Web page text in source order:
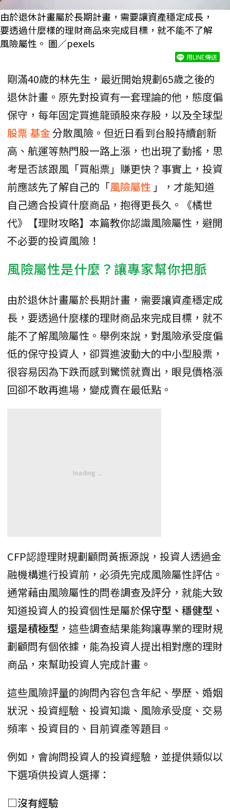
由於退休計畫屬於長期計畫，需要讓資產穩定成長，
要透過什麼樣的理財商品來完成目標，就不能不了解
風險屬性。 圖／pexels
用LINE傳送
剛滿40歲的林先生，最近開始規劃65歲之後的
退休計畫。原先對投資有一套理論的他，態度偏
保守，每年固定買進龍頭股來存股，以及全球型
股票 基金分散風險。但近日看到台股持續創新
高、航運等熱門股一路上漲，也出現了動搖，思
考是否該跟風「買船票」賺更快？事實上，投資
前應該先了解自己的「風險屬性 」，才能知道
自己適合投資什麼商品，抱得更長久。《橘世
代》【理財攻略】本篇教你認識風險屬性，避開
不必要的投資風險！
風險屬性是什麼？讓專家幫你把脈
由於退休計畫屬於長期計畫，需要讓資產穩定成
長，要透過什麼樣的理財商品來完成目標，就不
能不了解風險屬性。舉例來說，對風險承受度偏
低的保守投資人，卻買進波動大的中小型股票，
很容易因為下跌而感到驚慌就賣出，眼見價格漲
回卻不敢再進場，變成賣在最低點。
CFP認證理財規劃顧問黃振源說，投資人透過金
融機構進行投資前，必須先完成風險屬性評估。
通常藉由風險屬性的問卷調查及評分，就能大致
知道投資人的投資個性是屬於保守型、穩健型、
還是積極型 ，這些調查結果能夠讓專業的理財規
劃顧問有個依據，能為投資人提出相對應的理財
商品，來幫助投資人完成計畫。
這些風險評量的詢問內容包含年紀、學歷、婚姻
狀況、投資經驗、投資知識、風險承受度、交易
頻率、投資目的、目前資產等題目。
例如，會詢問投資人的投資經驗，並提供類似以
下選項供投資人選擇：
□沒有經驗